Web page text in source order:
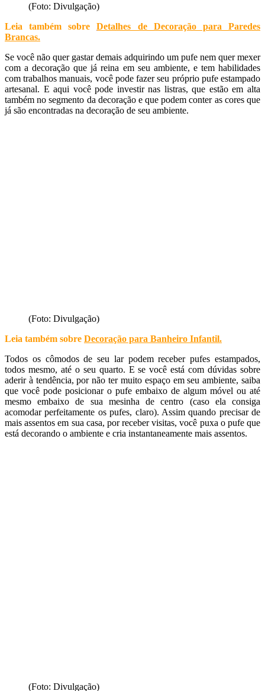
(Foto: Divulgação)
Leia também sobreDetalhes de Decoração para Paredes
Brancas.
Se você não quer gastar demais adquirindo um pufe nem quer mexer
com a decoração que já reina em seu ambiente, e tem habilidades
com trabalhos manuais, você pode fazer seu próprio pufe estampado
artesanal. E aqui você pode investir nas listras, que estão em alta
também no segmento da decoração e que podem conter as cores que
já são encontradas na decoração de seu ambiente.
(Foto: Divulgação)
Leia também sobre Decoração para Banheiro Infantil.
Todos os cômodos de seu lar podem receber pufes estampados,
todos mesmo, até o seu quarto. E se você está com dúvidas sobre
aderir à tendência, por não ter muito espaço em seu ambiente, saiba
que você pode posicionar o pufe embaixo de algum móvel ou até
mesmo embaixo de sua mesinha de centro (caso ela consiga
acomodar perfeitamente os pufes, claro). Assim quando precisar de
mais assentos em sua casa, por receber visitas, você puxa o pufe que
está decorando o ambiente e cria instantaneamente mais assentos.
(Foto: Divulgação)